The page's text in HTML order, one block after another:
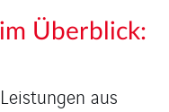
Überblick:
aus